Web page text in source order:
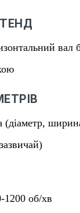
вал
(діаметр,
1200 об/хв